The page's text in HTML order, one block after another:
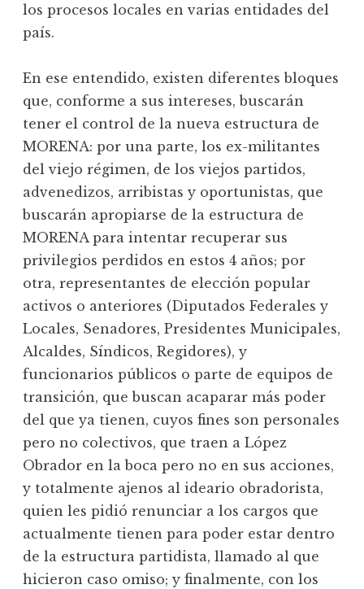
los procesos locales en varias entidades del
país.
En ese entendido, existen diferentes bloques
que, conforme a sus intereses, buscarán
tener el control de la nueva estructura de
MORENA: por una parte, los ex-militantes
del viejo régimen, de los viejos partidos,
advenedizos, arribistas y oportunistas, que
buscarán apropiarse de la estructura de
MORENA para intentar recuperar sus
privilegios perdidos en estos 4 años; por
otra, representantes de elección popular
activos o anteriores (Diputados Federales y
Locales, Senadores, Presidentes Municipales,
Alcaldes, Síndicos, Regidores), y
funcionarios públicos o parte de equipos de
transición, que buscan acaparar más poder
del que ya tienen, cuyos fines son personales
pero no colectivos, que traen a López
Obrador en la boca pero no en sus acciones,
y totalmente ajenos al ideario obradorista,
quien les pidió renunciar a los cargos que
actualmente tienen para poder estar dentro
de la estructura partidista, llamado al que
hicieron caso omiso; y finalmente, con los